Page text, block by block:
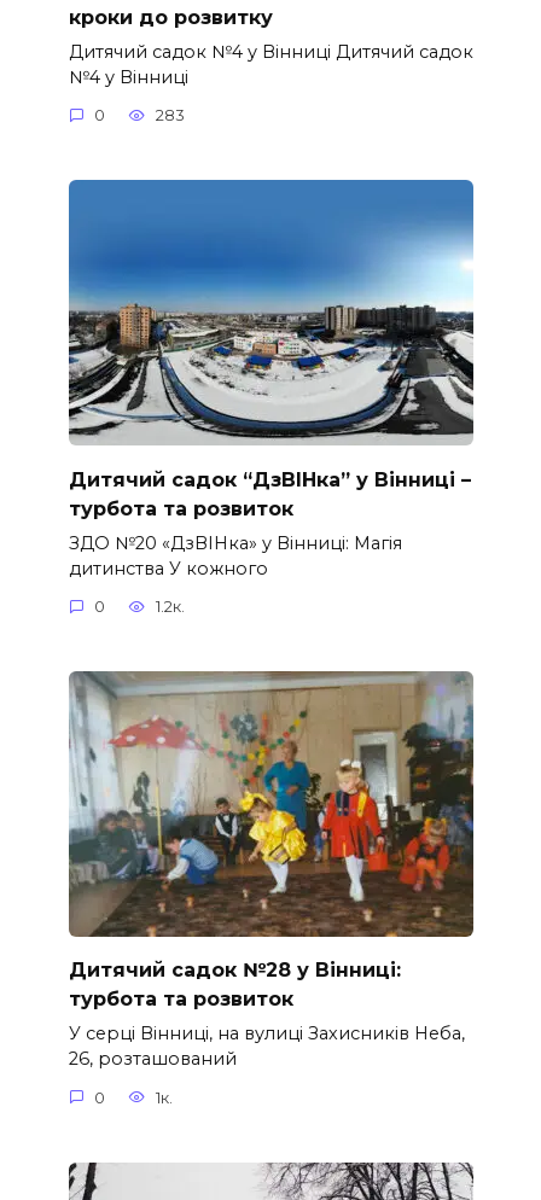
кроки до розвитку
Дитячий садок №4 у Вінниці Дитячий садок
№4 у Вінниці
0 283
Дитячий садок “ДзВІНка” у Вінниці –
турбота та розвиток
ЗДО №20 «ДзВІНка» у Вінниці: Магія
дитинства У кожного
0 1.2к.
Дитячий садок №28 у Вінниці:
турбота та розвиток
У серці Вінниці, на вулиці Захисників Неба,
26, розташований
0 1к.